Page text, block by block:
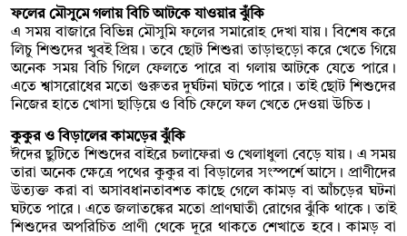
ফলের মৌসুমে গলায় বিচি আটকে যাওয়ার ঝুঁকি
এ সময় বাজারে বিভিন্ন মৌসুমি ফলের সমারোহ দেখা যায়। বিশেষ করে
লিচু শিশুদের খুবই প্রিয়। তবে ছোট শিশুরা তাড়াহুড়ো করে খেতে গিয়ে
অনেক সময় বিচি গিলে ফেলতে পারে বা গলায় আটকে যেতে পারে।
এতে শ্বাসরোধের মতো গুরুতর দুর্ঘটনা ঘটতে পারে। তাই ছোট শিশুদের
নিজের হাতে খোসা ছাড়িয়ে ও বিচি ফেলে ফল খেতে দেওয়া উচিত।
কুকুর ও বিড়ালের কামড়ের ঝুঁকি
ঈদের ছুটিতে শিশুদের বাইরে চলাফেরা ও খেলাধুলা বেড়ে যায়। এ সময়
তারা অনেক ক্ষেত্রে পথের কুকুর বা বিড়ালের সংস্পর্শে আসে। প্রাণীদের
উত্যক্ত করা বা অসাবধানতাবশত কাছে গেলে কামড় বা আঁচড়ের ঘটনা
ঘটতে পারে। এতে জলাতঙ্কের মতো প্রাণঘাতী রোগের ঝুঁকি থাকে। তাই
শিশুদের অপরিচিত প্রাণী থেকে দূরে থাকতে শেখাতে হবে। কামড় বা